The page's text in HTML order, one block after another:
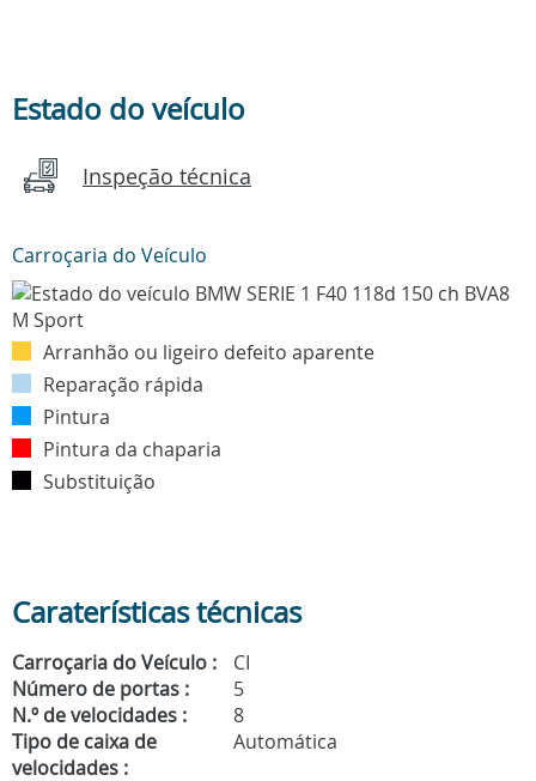
Estado do veículo
Inspeção técnica
Carroçaria do Veículo
Arranhão ou ligeiro defeito aparente
Reparação rápida
Pintura
Pintura da chaparia
Substituição
Caraterísticas técnicas
Carroçaria do Veículo :
CI
Número de portas :
5
N.º de velocidades :
8
Tipo de caixa de
velocidades :
Automática